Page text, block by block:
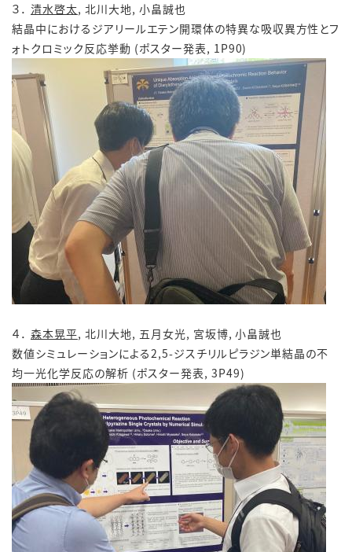
３． 清水啓太, 北川大地, 小畠誠也
結晶中におけるジアリールエテン開環体の特異な吸収異方性とフ
ォトクロミック反応挙動 (ポスター発表, 1P90)
４． 森本晃平, 北川大地, 五月女光, 宮坂博, 小畠誠也
数値シミュレーションによる2,5-ジスチリルピラジン単結晶の不
均一光化学反応の解析 (ポスター発表, 3P49)